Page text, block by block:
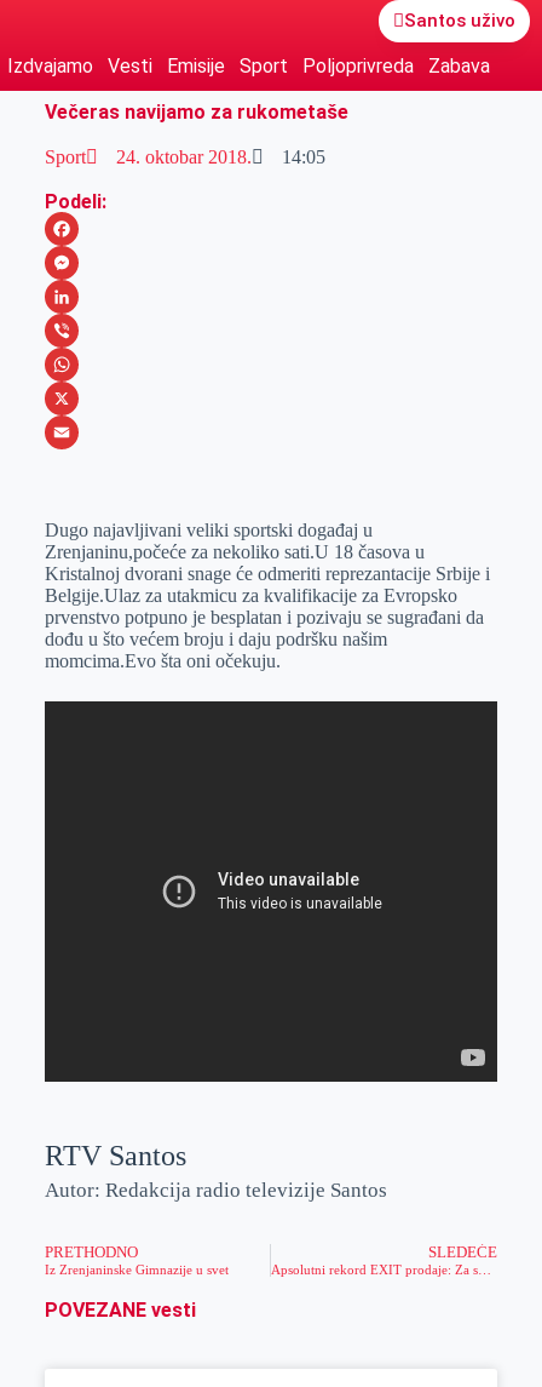
Santos uživo
Izdvajamo Vesti Emisije Sport Poljoprivreda
Zabava
Večeras navijamo za rukometaše
Sport 24. oktobar 2018. 14:05
Podeli:
F
a
c
e
b
o
M
e
s
s
e
e
r
L
i
n
k
I
n
V
i
b
W
h
s
A
p
p
X
a
i
l
Dugo najavljivani veliki sportski događaj u
Zrenjaninu,počeće za nekoliko sati.U 18 časova u
Kristalnoj dvorani snage će odmeriti reprezantacije Srbije i
Belgije.Ulaz za utakmicu za kvalifikacije za Evropsko
prvenstvo potpuno je besplatan i pozivaju se sugrađani da
dođu u što većem broju i daju podršku našim
momcima.Evo šta oni očekuju.
RTV Santos
Autor: Redakcija radio televizije Santos
PRETHODNO
Iz Zrenjaninske Gimnazije u svet
SLEDEĆE
POVEZANE vesti